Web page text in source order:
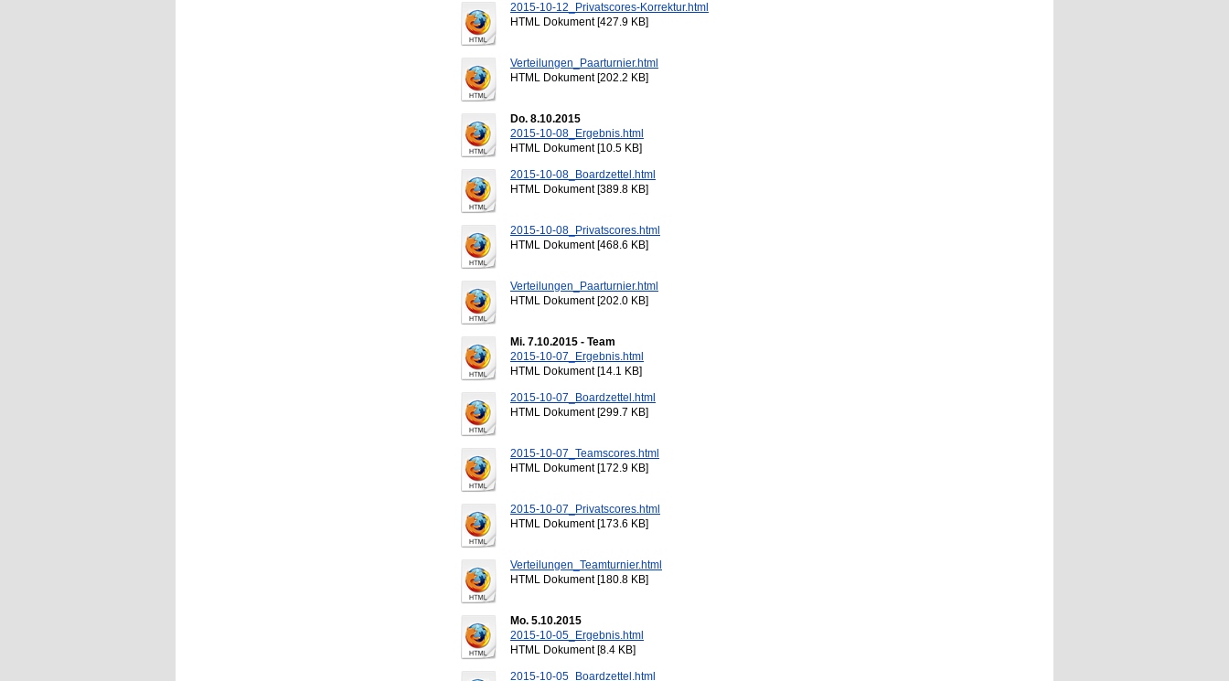
2015-10-12_Privatscores-Korrektur.html
HTML Dokument [427.9 KB]
Verteilungen_Paarturnier.html
HTML Dokument [202.2 KB]
Do. 8.10.2015
2015-10-08_Ergebnis.html
HTML Dokument [10.5 KB]
2015-10-08_Boardzettel.html
HTML Dokument [389.8 KB]
2015-10-08_Privatscores.html
HTML Dokument [468.6 KB]
Verteilungen_Paarturnier.html
HTML Dokument [202.0 KB]
Mi. 7.10.2015 - Team
2015-10-07_Ergebnis.html
HTML Dokument [14.1 KB]
2015-10-07_Boardzettel.html
HTML Dokument [299.7 KB]
2015-10-07_Teamscores.html
HTML Dokument [172.9 KB]
2015-10-07_Privatscores.html
HTML Dokument [173.6 KB]
Verteilungen_Teamturnier.html
HTML Dokument [180.8 KB]
Mo. 5.10.2015
2015-10-05_Ergebnis.html
HTML Dokument [8.4 KB]
2015-10-05_Boardzettel.html